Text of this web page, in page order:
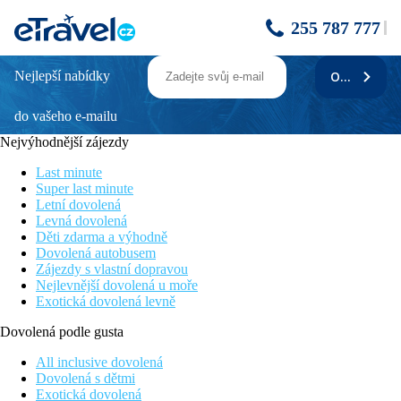
255 787 777
The Westin Turtle Bay Resort & Spa
Obecný popis:
Hotel The Westin Turtle Bay Resort & Spa leží v Balaclava cca
Vybavení:
Tento 3podlažní hotel disponuje celkem 190 pokoji. K vybavení
hotelu patří recepce, kadeřnictví a security entry system. Úklid
pokojů je zdarma. Služba praní prádla a služba žehlení prádla
jsou za poplatek.
Sport/ volný čas:
Sportovní a volnočasová nabídka: jóga a fitness. Nabídka
wellness: sauna a whirlpool zdarma. Lázeňská oblast, parní
lázeň a masáže za poplatek. Zábava pro dospělé: živá hudba.
Stravování
Polopenze, plná penze, all inclusive.
Nejlepší nabídky
do vašeho e-mailu
ODEBÍRAT
Nejvýhodnější zájezdy
Last minute
Super last minute
Letní dovolená
Levná dovolená
Děti zdarma a výhodně
Dovolená autobusem
Zájezdy s vlastní dopravou
Nejlevnější dovolená u moře
Exotická dovolená levně
Dovolená podle gusta
All inclusive dovolená
Dovolená s dětmi
Exotická dovolená